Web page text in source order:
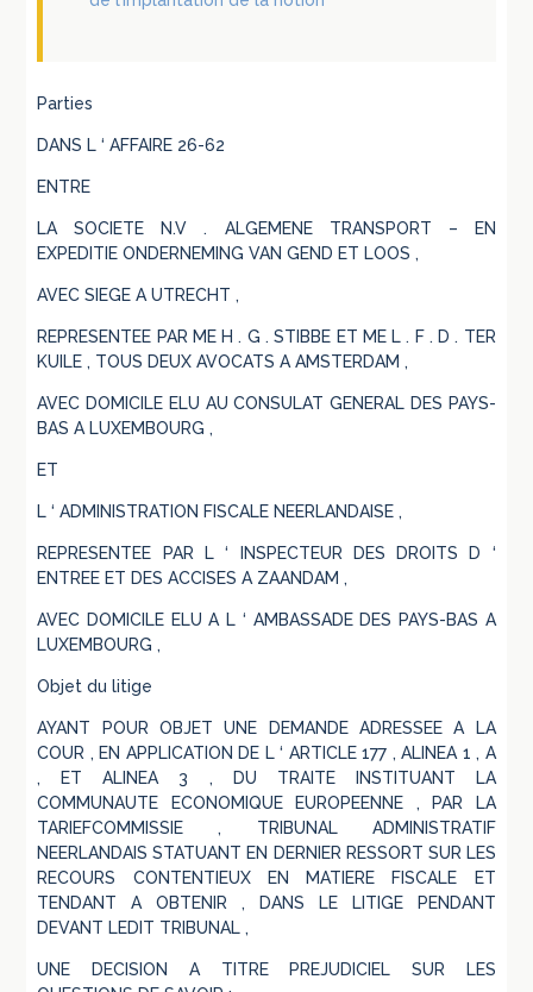
Parties
DANS L ‘ AFFAIRE 26-62
ENTRE
LA SOCIETE N.V . ALGEMENE TRANSPORT – EN
EXPEDITIE ONDERNEMING VAN GEND ET LOOS ,
AVEC SIEGE A UTRECHT ,
REPRESENTEE PAR ME H . G . STIBBE ET ME L . F . D . TER
KUILE , TOUS DEUX AVOCATS A AMSTERDAM ,
AVEC DOMICILE ELU AU CONSULAT GENERAL DES PAYS-
BAS A LUXEMBOURG ,
ET
L ‘ ADMINISTRATION FISCALE NEERLANDAISE ,
REPRESENTEE PAR L ‘ INSPECTEUR DES DROITS D ‘
ENTREE ET DES ACCISES A ZAANDAM ,
AVEC DOMICILE ELU A L ‘ AMBASSADE DES PAYS-BAS A
LUXEMBOURG ,
Objet du litige
AYANT POUR OBJET UNE DEMANDE ADRESSEE A LA
COUR , EN APPLICATION DE L ‘ ARTICLE 177 , ALINEA 1 , A
, ET ALINEA 3 , DU TRAITE INSTITUANT LA
COMMUNAUTE ECONOMIQUE EUROPEENNE , PAR LA
TARIEFCOMMISSIE , TRIBUNAL ADMINISTRATIF
NEERLANDAIS STATUANT EN DERNIER RESSORT SUR LES
RECOURS CONTENTIEUX EN MATIERE FISCALE ET
TENDANT A OBTENIR , DANS LE LITIGE PENDANT
DEVANT LEDIT TRIBUNAL ,
UNE DECISION A TITRE PREJUDICIEL SUR LES